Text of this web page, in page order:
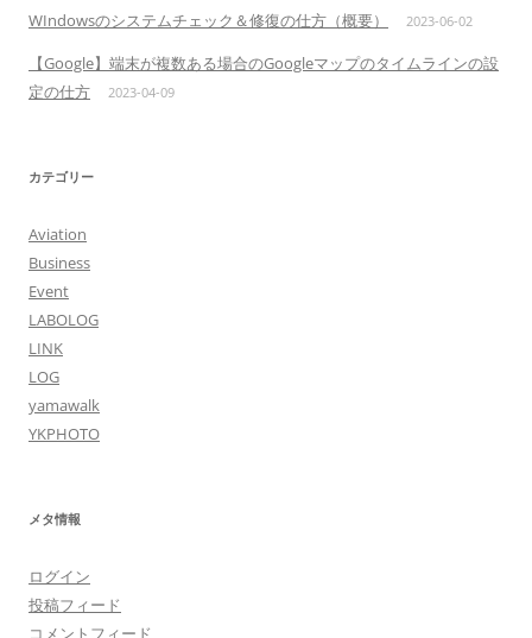
WIndowsのシステムチェック＆修復の仕方（概要） 2023-06-02
【Google】端末が複数ある場合のGoogleマップのタイムラインの設
定の仕方
2023-04-09
カテゴリー
Aviation
Business
Event
LABOLOG
LINK
LOG
yamawalk
YKPHOTO
メタ情報
ログイン
投稿フィード
コメントフィード